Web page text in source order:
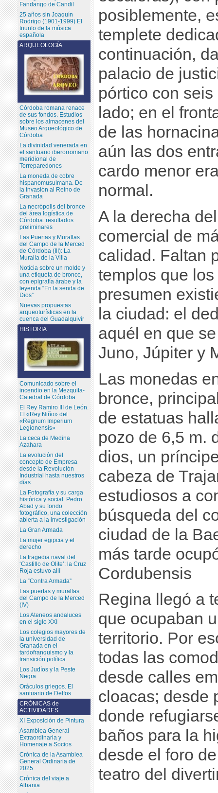
posiblemente,
templete
continuación,
palacio de
pórtico con
lado; en el
de las
aún las dos
cardo menor
normal.
A la derecha
comercial de
calidad. Faltan
templos que
presumen
la ciudad: el
aquél en que
Juno, Júpiter y
Las monedas
bronce,
de estatuas
pozo de 6,5 m.
dios, un
cabeza de
estudiosos a
búsqueda del
ciudad de la
más tarde
Cordubensis
Regina llegó a
que ocupaban
territorio. Por
todas las
desde calles
cloacas; desde
donde
baños para la
desde el foro
teatro del
ARQUEOLOGÍA
Córdoba romana renace
de sus fondos. Estudios
sobre los almacenes del
Museo Arqueológico de
Córdoba
La divinidad venerada en
el santuario iberorromano
meridional de
Torreparedones
La moneda de cobre
hispanomusulmana. De
la invasión al Reino de
Granada
La necrópolis del bronce
del área logística de
Córdoba: resultados
preliminares
Las Puertas y Murallas
del Campo de la Merced
de Córdoba (III): La
Muralla de la Villa
Noticia sobre un molde y
una etiqueta de bronce,
con epigrafía árabe y la
leyenda “En la senda de
Dios”
Nuevas propuestas
arqueoturísticas en la
cuenca del Guadalquivir
Fandango de Candil
25 años sin Joaquín
Rodrigo (1901-1999) El
triunfo de la música
española
CRÓNICAS de
ACTIVIDADES
XI Exposición de Pintura
Asamblea General
Extraordinaria y
Homenaje a Socios
Crónica de la Asamblea
General Ordinaria de
2025
Crónica del viaje a
Albania
HISTORIA
Comunicado sobre el
incendio en la Mezquita-
Catedral de Córdoba
El Rey Ramiro III de León.
El «Rey Niño» del
«Regnum Imperium
Legionensis»
La ceca de Medina
Azahara
La evolución del
concepto de Empresa
desde la Revolución
Industrial hasta nuestros
días
La Fotografía y su carga
histórica y social. Pedro
Abad y su fondo
fotográfico, una colección
abierta a la investigación
La Gran Armada
La mujer egipcia y el
derecho
La tragedia naval del
‘Castillo de Olite’: la Cruz
Roja estuvo allí
La “Contra Armada”
Las puertas y murallas
del Campo de la Merced
(IV)
Los Ateneos andaluces
en el siglo XXI
Los colegios mayores de
la universidad de
Granada en el
tardofranquismo y la
transición política
Los Judíos y la Peste
Negra
Oráculos griegos. El
santuario de Delfos